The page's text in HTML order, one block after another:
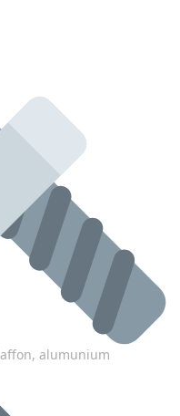
alumunium